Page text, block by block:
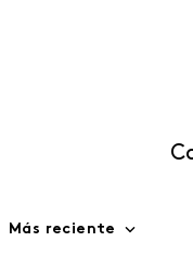
Más reciente